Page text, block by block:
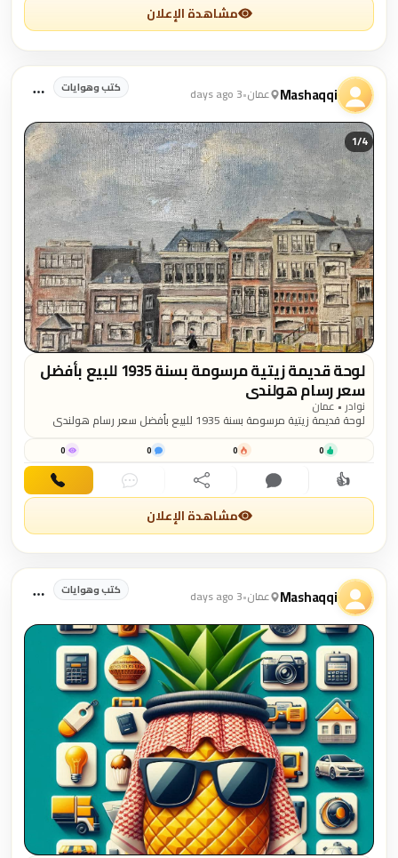
مشاهدة الإعلان
Mashaqqi عمان•
3 days ago كتب وهوايات
1/4
لوحة قديمة زيتية مرسومة بسنة 1935 للبيع بأفضل
سعر رسام هولندي
نوادر • عمان
لوحة قديمة زيتية مرسومة بسنة 1935 للبيع بأفضل سعر رسام هولندي
0
0
0
0
👍اهتمام تعليق مشاركة دردشة اتصال
مشاهدة الإعلان
Mashaqqi عمان•
3 days ago كتب وهوايات